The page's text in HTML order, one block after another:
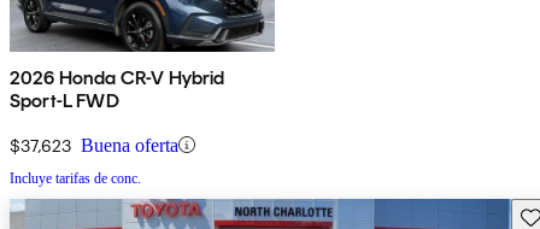
2026 Honda CR-V Hybrid
Sport-L FWD
$37,623 Buena oferta
Incluye tarifas de conc.